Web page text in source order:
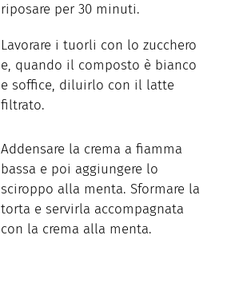
riposare per 30 minuti.
Lavorare i tuorli con lo zucchero
e, quando il composto è bianco
e soffice, diluirlo con il latte
filtrato.
Addensare la crema a fiamma
bassa e poi aggiungere lo
sciroppo alla menta. Sformare la
torta e servirla accompagnata
con la crema alla menta.